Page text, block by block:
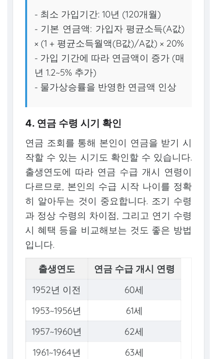
- 최소 가입기간: 10년 (120개월)
- 기본 연금액: 가입자 평균소득(A값)
× (1 + 평균소득월액(B값)/A값) × 20%
- 가입 기간에 따라 연금액이 증가 (매
년 1.2~5% 추가)
- 물가상승률을 반영한 연금액 인상
4. 연금 수령 시기 확인
연금 조회를 통해 본인이 연금을 받기 시
작할 수 있는 시기도 확인할 수 있습니다.
출생연도에 따라 연금 수급 개시 연령이
다르므로, 본인의 수급 시작 나이를 정확
히 알아두는 것이 중요합니다. 조기 수령
과 정상 수령의 차이점, 그리고 연기 수령
시 혜택 등을 비교해보는 것도 좋은 방법
입니다.
출생연도
연금 수급 개시 연령
1952년 이전
60세
1953~1956년
61세
1957~1960년
62세
1961~1964년
63세